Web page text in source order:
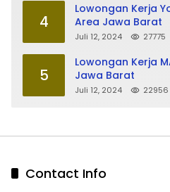
4
Lowongan Kerja
Area Jawa Barat
Juli 12, 2024 27775
5
Lowongan Kerja
Jawa Barat
Juli 12, 2024 22956
Contact Info